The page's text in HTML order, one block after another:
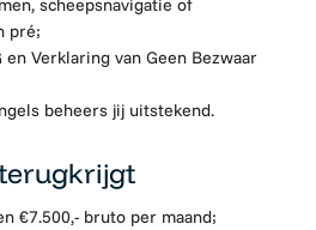
scheepsnavigatie of
pré;
Verklaring van Geen Bezwaar
beheers jij uitstekend.
€7.500,- bruto per maand;